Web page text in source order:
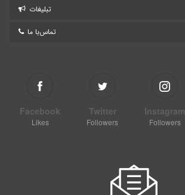
تبلیغات
تماس‌با ما
Facebook
Likes
Twitter
Followers
Instagram
Followers